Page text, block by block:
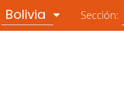
Bolivia Sección: